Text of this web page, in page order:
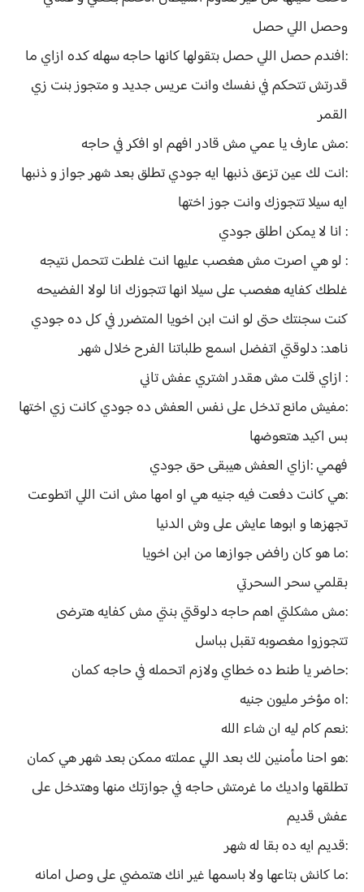
وحصل اللي حصل
:افندم حصل اللي حصل بتقولها كانها حاجه سهله كده ازاي ما
قدرتش تتحكم في نفسك وانت عريس جديد و متجوز بنت زي
القمر
:مش عارف يا عمي مش قادر افهم او افكر في حاجه
:انت لك عين تزعق ذنبها ايه جودي تطلق بعد شهر جواز و ذنبها
ايه سيلا تتجوزك وانت جوز اختها
: انا لا يمكن اطلق جودي
: لو هي اصرت مش هغصب عليها انت غلطت تتحمل نتيجه
غلطك كفايه هغصب على سيلا انها تتجوزك انا لولا الفضيحه
كنت سجنتك حتى لو انت ابن اخويا المتضرر في كل ده جودي
ناهد: دلوقتي اتفضل اسمع طلباتنا الفرح خلال شهر
: ازاي قلت مش هقدر اشتري عفش تاني
:مفيش مانع تدخل على نفس العفش ده جودي كانت زي اختها
بس اكيد هتعوضها
فهمي :ازاي العفش هيبقى حق جودي
:هي كانت دفعت فيه جنيه هي او امها مش انت اللي اتطوعت
تجهزها و ابوها عايش على وش الدنيا
:ما هو كان رافض جوازها من ابن اخويا
بقلمي سحر السحرتي
:مش مشكلتي اهم حاجه دلوقتي بنتي مش كفايه هترضى
تتجوزوا مغصوبه تقبل بباسل
:حاضر يا طنط ده خطاي ولازم اتحمله في حاجه كمان
:اه مؤخر مليون جنيه
:نعم كام ليه ان شاء الله
:هو احنا مأمنين لك بعد اللي عملته ممكن بعد شهر هي كمان
تطلقها واديك ما غرمتش حاجه في جوازتك منها وهتدخل على
عفش قديم
:قديم ايه ده بقا له شهر
:ما كانش بتاعها ولا باسمها غير انك هتمضي على وصل امانه